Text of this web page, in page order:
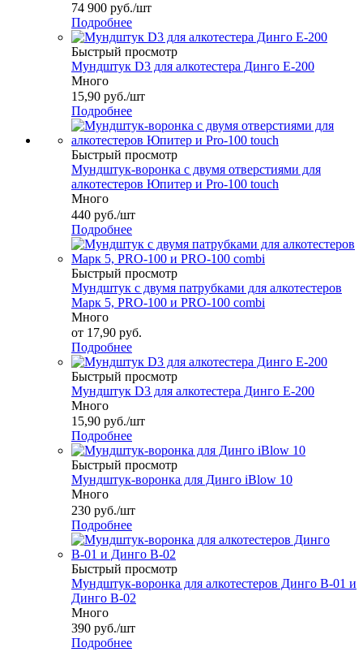
74 900 руб./шт
Подробнее
Быстрый просмотр
Мундштук D3 для алкотестера Динго Е-200
Много
15,90 руб./шт
Подробнее
Быстрый просмотр
Мундштук-воронка с двумя отверстиями для
алкотестеров Юпитер и Pro-100 touch
Много
440 руб./шт
Подробнее
Быстрый просмотр
Мундштук с двумя патрубками для алкотестеров
Марк 5, PRO-100 и PRO-100 combi
Много
от 17,90 руб.
Подробнее
Быстрый просмотр
Мундштук D3 для алкотестера Динго Е-200
Много
15,90 руб./шт
Подробнее
Быстрый просмотр
Мундштук-воронка для Динго iBlow 10
Много
230 руб./шт
Подробнее
Быстрый просмотр
Мундштук-воронка для алкотестеров Динго В-01 и
Динго В-02
Много
390 руб./шт
Подробнее